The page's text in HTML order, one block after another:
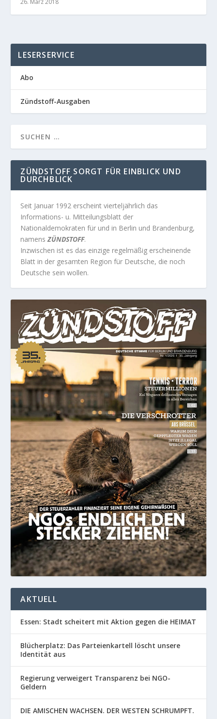
26. März 2018
LESERSERVICE
Abo
Zündstoff-Ausgaben
ZÜNDSTOFF SORGT FÜR EINBLICK UND
DURCHBLICK
Seit Januar 1992 erscheint vierteljährlich das
Informations- u. Mitteilungsblatt der
Nationaldemokraten für und in Berlin und Brandenburg,
namensZÜNDSTOFF.
Inzwischen ist es das einzige regelmäßig erscheinende
Blatt in der gesamten Region für Deutsche, die noch
Deutsche sein wollen.
AKTUELL
Essen: Stadt scheitert mit Aktion gegen die HEIMAT
Blücherplatz: Das Parteienkartell löscht unsere
Identität aus
Regierung verweigert Transparenz bei NGO-
Geldern
DIE AMISCHEN WACHSEN. DER WESTEN SCHRUMPFT.